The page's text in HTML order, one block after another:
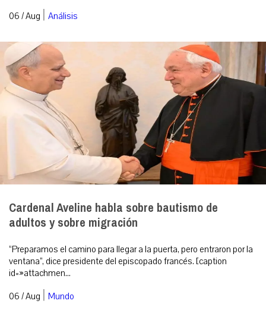
06 / Aug | Análisis
Cardenal Aveline habla sobre bautismo de
adultos y sobre migración
“Preparamos el camino para llegar a la puerta, pero entraron por la
ventana”, dice presidente del episcopado francés. [caption
id=»attachmen...
06 / Aug | Mundo